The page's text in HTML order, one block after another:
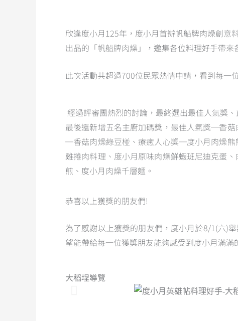
欣逢度小月125年，度小月首辦帆船牌肉燥創意
出品的「帆船牌肉燥」，邀集各位料理好手帶來
此次活動共超過700位民眾熱情申請，看到每
經過評審團熱烈的討論，最終選出最佳人氣獎
最後還新增五名主廚加碼獎，最佳人氣獎─香
─香菇肉燥綠豆椪、療癒人心獎─度小月肉燥
雞捲肉料理、度小月原味肉燥鮮蝦班尼迪克蛋
煎、度小月肉燥千層麵。
恭喜以上獲獎的朋友們!
為了感謝以上獲獎的朋友們，度小月於8/1(六)
望能帶給每一位獲獎朋友能夠感受到度小月滿滿
大稻埕導覽